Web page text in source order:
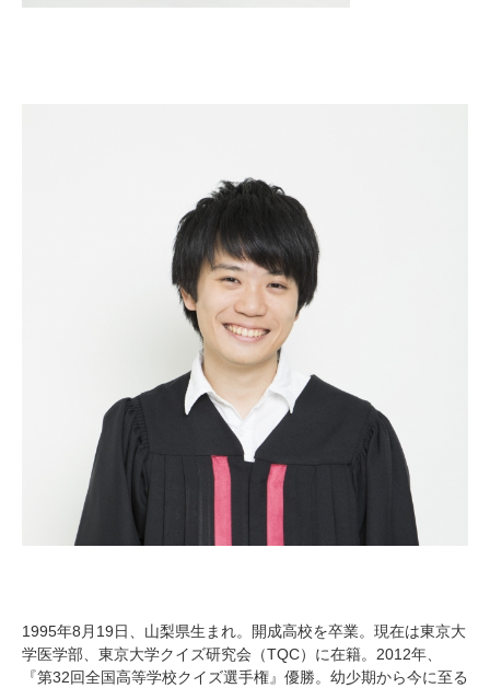
1995年8月19日、山梨県生まれ。開成高校を卒業。現在は東京大
学医学部、東京大学クイズ研究会（TQC）に在籍。2012年、
『第32回全国高等学校クイズ選手権』優勝。幼少期から今に至る